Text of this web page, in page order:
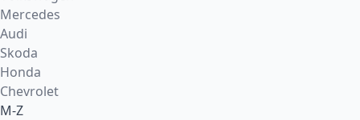
Mercedes
Audi
Skoda
Honda
Chevrolet
M-Z